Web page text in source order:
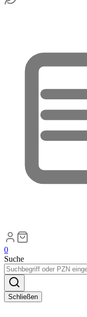
0
Suche
Schließen